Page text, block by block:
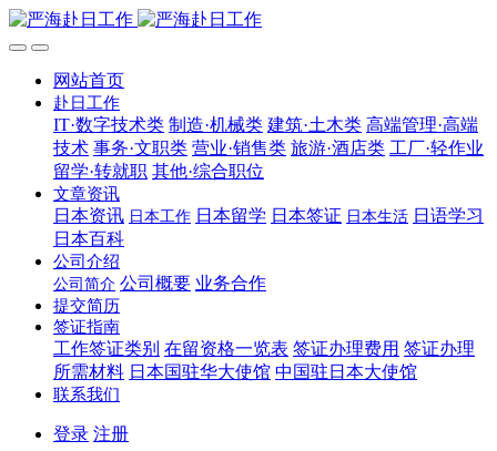
网站首页
赴日工作
IT·数字技术类 制造·机械类 建筑·土木类 高端管理·高端
技术 事务·文职类 营业·销售类 旅游·酒店类 工厂·轻作业
留学·转就职 其他·综合职位
文章资讯
日本资讯 日本工作 日本留学 日本签证 日本生活 日语学习
日本百科
公司介绍
公司简介 公司概要 业务合作
提交简历
签证指南
工作签证类别 在留资格一览表 签证办理费用 签证办理
所需材料 日本国驻华大使馆 中国驻日本大使馆
联系我们
登录 注册